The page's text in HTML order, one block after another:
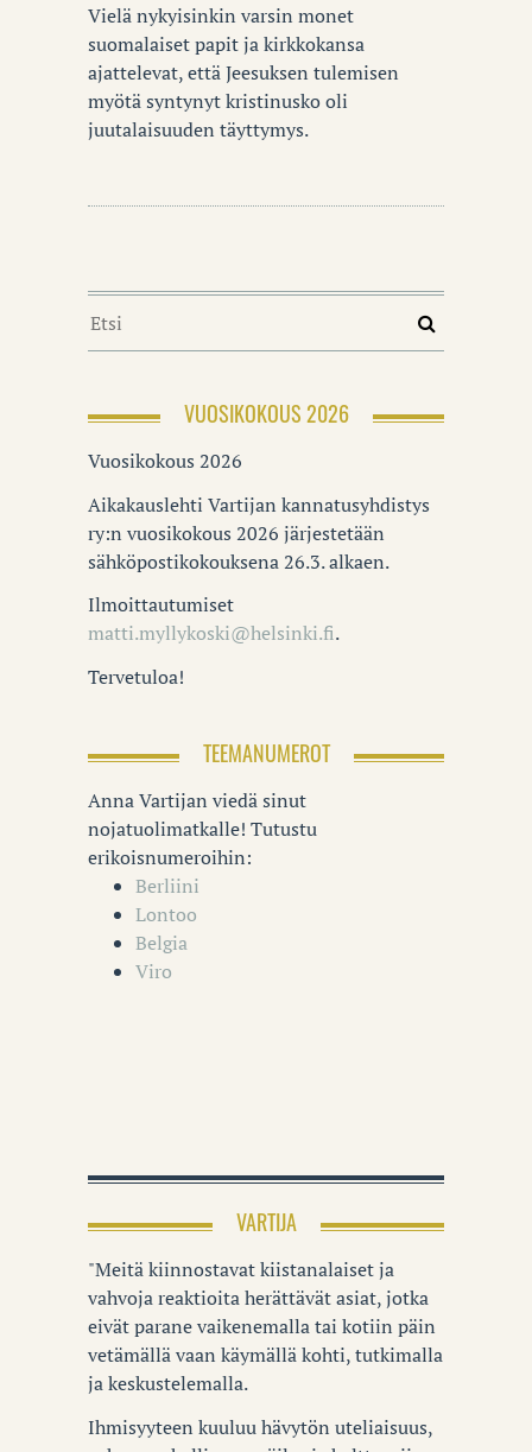
Vielä nykyisinkin varsin monet
suomalaiset papit ja kirkkokansa
ajattelevat, että Jeesuksen tulemisen
myötä syntynyt kristinusko oli
juutalaisuuden täyttymys.
VUOSIKOKOUS 2026
Vuosikokous 2026
Aikakauslehti Vartijan kannatusyhdistys
ry:n vuosikokous 2026 järjestetään
sähköpostikokouksena 26.3. alkaen.
Ilmoittautumiset
matti.myllykoski@helsinki.fi.
Tervetuloa!
TEEMANUMEROT
Anna Vartijan viedä sinut
nojatuolimatkalle! Tutustu
erikoisnumeroihin:
Berliini
Lontoo
Belgia
Viro
VARTIJA
"Meitä kiinnostavat kiistanalaiset ja
vahvoja reaktioita herättävät asiat, jotka
eivät parane vaikenemalla tai kotiin päin
vetämällä vaan käymällä kohti, tutkimalla
ja keskustelemalla.
Ihmisyyteen kuuluu hävytön uteliaisuus,